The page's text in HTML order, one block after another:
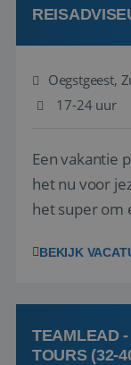
Oegstgeest,
17-24 uur
Een vakantie
het nu voor
het super om
werken: of
BEKIJK
TEAMLEAD -
TOURS (32-